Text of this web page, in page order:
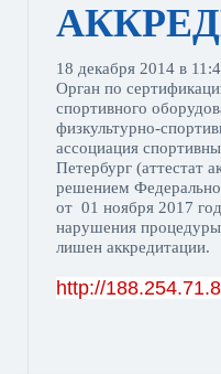
18 декабря 2014 в
Орган по
спортивного
физкультурно-
ассоциация
Петербург (аттестат
решением
от 01 ноября 2017
нарушения процедуры
лишен аккредитации.
http://